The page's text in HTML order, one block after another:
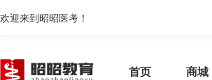
欢迎来到昭昭医考！
首页 商城